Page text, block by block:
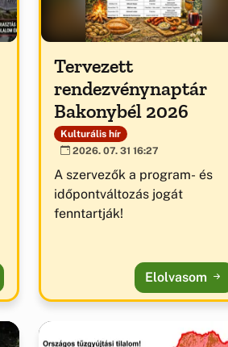
Tervezett
rendezvénynaptár
Bakonybél 2026
Kulturális hír
2026. 07. 31 16:27
A szervezők a program- és
időpontváltozás jogát
fenntartják!
Elolvasom